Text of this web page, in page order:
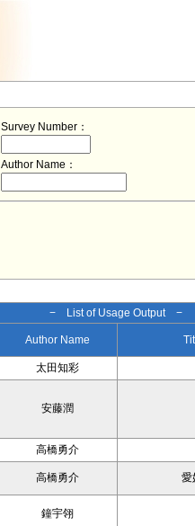
Survey Number：
Author Name：
− List of Usage Output −
Author Name
太田知彩
安藤潤
高橋勇介
高橋勇介 愛
鐘宇翎